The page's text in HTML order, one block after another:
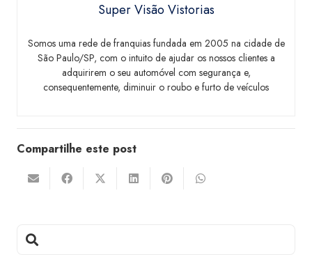
Super Visão Vistorias
Somos uma rede de franquias fundada em 2005 na cidade de
São Paulo/SP, com o intuito de ajudar os nossos clientes a
adquirirem o seu automóvel com segurança e,
consequentemente, diminuir o roubo e furto de veículos
Compartilhe este post